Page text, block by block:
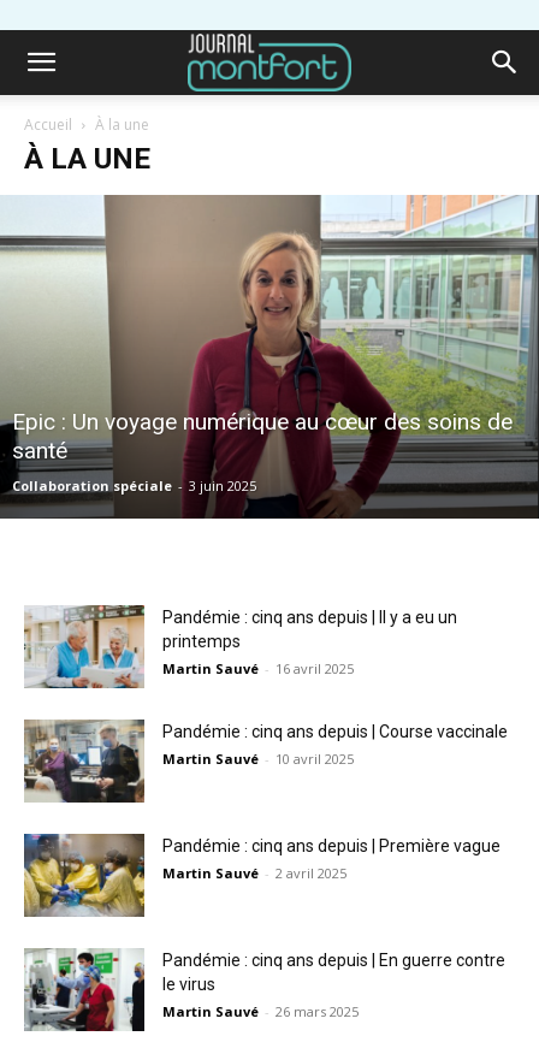
Accueil À la une
À LA UNE
Epic : Un voyage numérique au cœur des soins de
santé
Collaboration spéciale - 3 juin 2025
Pandémie : cinq ans depuis | Il y a eu un
printemps
Martin Sauvé - 16 avril 2025
Pandémie : cinq ans depuis | Course vaccinale
Martin Sauvé - 10 avril 2025
Pandémie : cinq ans depuis | Première vague
Martin Sauvé - 2 avril 2025
Pandémie : cinq ans depuis | En guerre contre
le virus
Martin Sauvé - 26 mars 2025